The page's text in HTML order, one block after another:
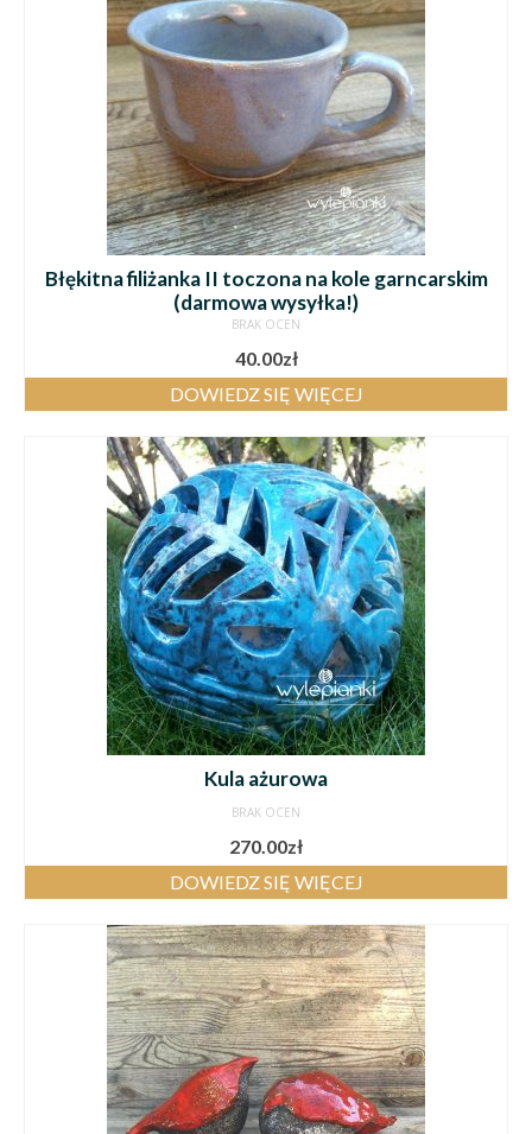
Błękitna filiżanka II toczona na kole garncarskim
(darmowa wysyłka!)
BRAK OCEN
40.00zł
DOWIEDZ SIĘ WIĘCEJ
Kula ażurowa
BRAK OCEN
270.00zł
DOWIEDZ SIĘ WIĘCEJ